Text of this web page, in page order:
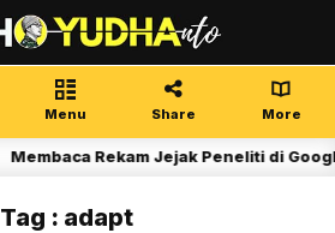
Menu Share More
Membaca Rekam Jejak Peneliti di
Tag : adapt